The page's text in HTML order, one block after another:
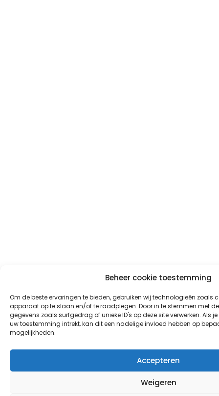
Beheer cookie toestemming
Om de beste ervaringen te bieden, gebruiken wij technologieën zoals
apparaat op te slaan en/of te raadplegen. Door in te stemmen met
gegevens zoals surfgedrag of unieke ID's op deze site verwerken. Als
uw toestemming intrekt, kan dit een nadelige invloed hebben op
mogelijkheden.
Accepteren
Weigeren